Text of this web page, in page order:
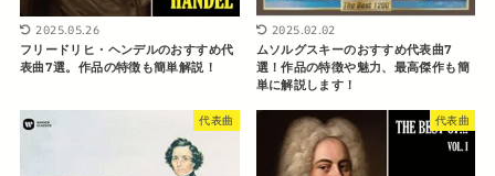
2025.05.26
フリードリヒ・ヘンデルのおすすめ代
表曲7選。作品の特徴も簡単解説！
2025.02.02
ムソルグスキーのおすすめ代表曲7
選！作品の特徴や魅力、最高傑作も簡
単に解説します！
代表曲 代表曲